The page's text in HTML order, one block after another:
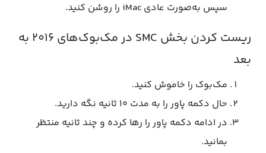
سپس به‌صورت عادی iMac را روشن کنید.
ریست کردن بخش SMC در مک‌بوک‌های ۲۰۱۶ به
بعد
مک‌بوک را خاموش کنید.
حال دکمه پاور را به مدت ۱۰ ثانیه نگه دارید.
در ادامه دکمه پاور را رها کرده و چند ثانیه منتظر
بمانید.